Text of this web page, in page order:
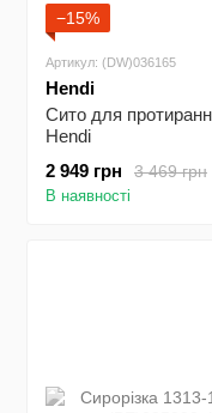
−15%
Артикул: (DW)036165
Hendi
Сито для
Hendi
3 469 грн
2 949 грн
В наявності